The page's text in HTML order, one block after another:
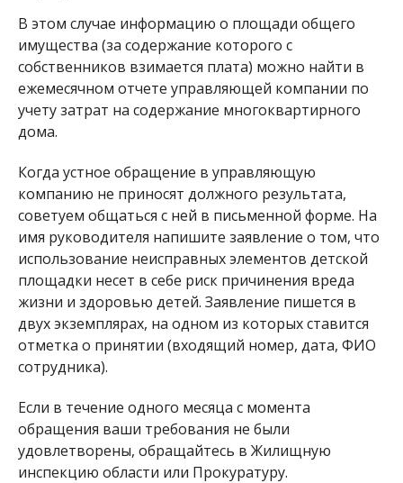
В этом случае информацию о площади общего
имущества (за содержание которого с
собственников взимается плата) можно найти в
ежемесячном отчете управляющей компании по
учету затрат на содержание многоквартирного
дома.
Когда устное обращение в управляющую
компанию не приносят должного результата,
советуем общаться с ней в письменной форме. На
имя руководителя напишите заявление о том, что
использование неисправных элементов детской
площадки несет в себе риск причинения вреда
жизни и здоровью детей. Заявление пишется в
двух экземплярах, на одном из которых ставится
отметка о принятии (входящий номер, дата, ФИО
сотрудника).
Если в течение одного месяца с момента
обращения ваши требования не были
удовлетворены, обращайтесь в Жилищную
инспекцию области или Прокуратуру.